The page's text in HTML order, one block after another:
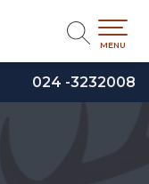
024 -3232008
MENU